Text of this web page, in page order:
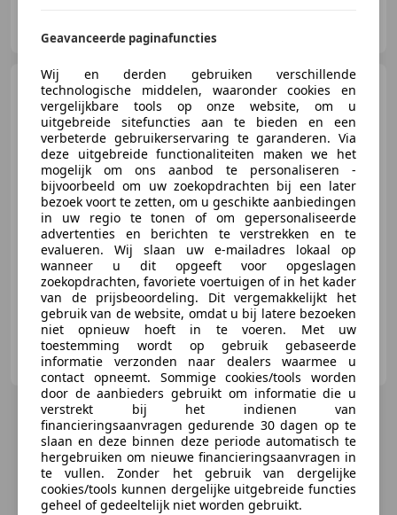
NL-2222 AH KATWIJK ZH
Mercedes-Benz CL 600
Volle auto en zeer mooi
€ 25.950
06/2007 173.924 km Benzine 380 kW (517 PK)
West Auto's
NL-6545 AG NIJMEGEN
Geavanceerde paginafuncties
Wij en derden gebruiken verschillende
technologische middelen, waaronder cookies en
vergelijkbare tools op onze website, om u
uitgebreide sitefuncties aan te bieden en een
verbeterde gebruikerservaring te garanderen. Via
deze uitgebreide functionaliteiten maken we het
mogelijk om ons aanbod te personaliseren -
bijvoorbeeld om uw zoekopdrachten bij een later
bezoek voort te zetten, om u geschikte aanbiedingen
in uw regio te tonen of om gepersonaliseerde
advertenties en berichten te verstrekken en te
evalueren. Wij slaan uw e-mailadres lokaal op
wanneer u dit opgeeft voor opgeslagen
zoekopdrachten, favoriete voertuigen of in het kader
van de prijsbeoordeling. Dit vergemakkelijkt het
gebruik van de website, omdat u bij latere bezoeken
niet opnieuw hoeft in te voeren. Met uw
toestemming wordt op gebruik gebaseerde
informatie verzonden naar dealers waarmee u
contact opneemt. Sommige cookies/tools worden
door de aanbieders gebruikt om informatie die u
verstrekt bij het indienen van
financieringsaanvragen gedurende 30 dagen op te
slaan en deze binnen deze periode automatisch te
hergebruiken om nieuwe financieringsaanvragen in
te vullen. Zonder het gebruik van dergelijke
cookies/tools kunnen dergelijke uitgebreide functies
geheel of gedeeltelijk niet worden gebruikt.